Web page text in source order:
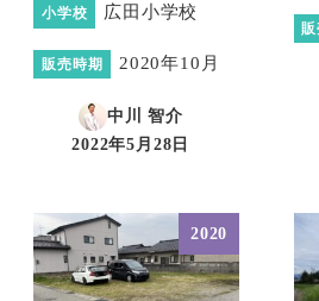
小学校 広田小学校
販売時期 2020年10月
中川 智介
投稿日
2022年5月28日
2020